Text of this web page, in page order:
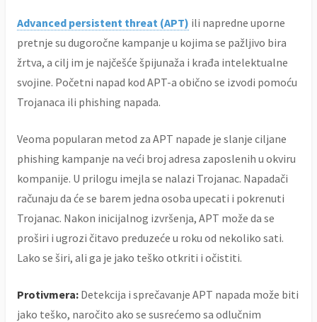
Advanced persistent threat (APT) ili napredne uporne
pretnje su dugoročne kampanje u kojima se pažljivo bira
žrtva, a cilj im je najčešće špijunaža i krađa intelektualne
svojine. Početni napad kod APT-a obično se izvodi pomoću
Trojanaca ili phishing napada.
Veoma popularan metod za APT napade je slanje ciljane
phishing kampanje na veći broj adresa zaposlenih u okviru
kompanije. U prilogu imejla se nalazi Trojanac. Napadači
računaju da će se barem jedna osoba upecati i pokrenuti
Trojanac. Nakon inicijalnog izvršenja, APT može da se
proširi i ugrozi čitavo preduzeće u roku od nekoliko sati.
Lako se širi, ali ga je jako teško otkriti i očistiti.
Protivmera: Detekcija i sprečavanje APT napada može biti
jako teško, naročito ako se susrećemo sa odlučnim